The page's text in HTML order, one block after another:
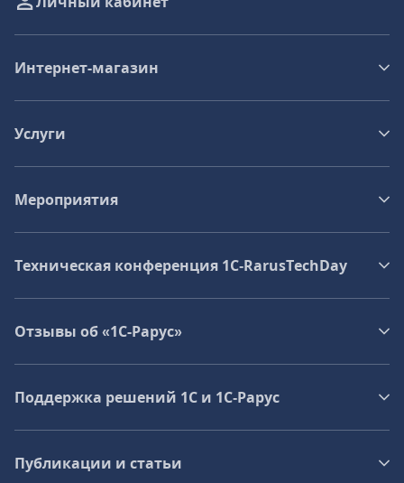
Интернет-магазин
Услуги
Мероприятия
Техническая конференция 1C‑RarusTechDay
Отзывы об «1С-Рарус»
Поддержка решений 1С и 1С‑Рарус
Публикации и статьи